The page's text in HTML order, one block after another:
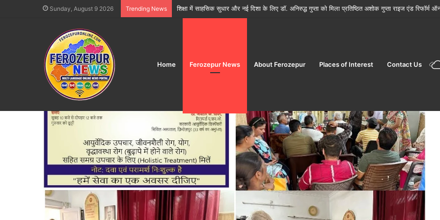
Sunday, August 9 2026 Trending News फिरोजपुर में त्योहारों के मौसम में फूड सेफ्टी विंग ने जांच बढ़ाई
Home Ferozepur News About Ferozepur Places of Interest Contact Us